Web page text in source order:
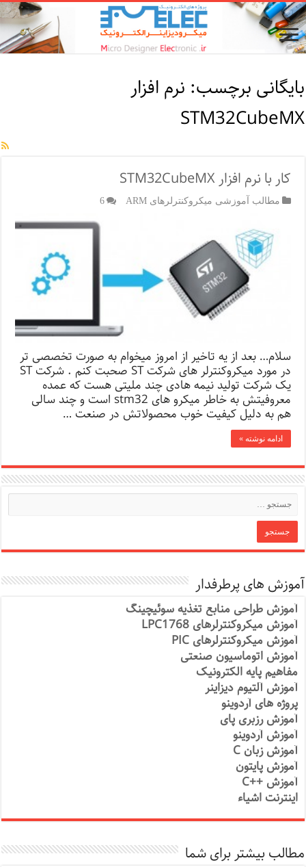
بایگانی برچسب: نرم افزار
STM32CubeMX
کار با نرم افزار STM32CubeMX
مطالب آموزشی میکروکنترلرهای ARM 6
سلام… بعد از یه تاخیر از امروز میخوام به صورت تخصصی تر
در مورد میکروکنترلر های شرکت ST صحبت کنم . شرکت ST
یک شرکت تولید نیمه هادی چند ملیتی هست که عمده
معروفیتش به خاطر میکرو های stm32 است و چند سالی
هم به دلیل کیفیت خوب محصولاتش در صنعت …
ادامه نوشته »
آموزش های پرطرفدار
آموزش طراحی منابع تغذیه سوئیچینگ
آموزش میکروکنترلرهای LPC1768
آموزش میکروکنترلرهای PIC
آموزش اتوماسیون صنعتی
مفاهیم پایه الکترونیک
آموزش آلتیوم دیزاینر
پروژه های آردوینو
آموزش رزبری پای
آموزش آردوینو
آموزش زبان C
آموزش پایتون
آموزش ++C
اینترنت اشیاء
مطالب بیشتر برای شما